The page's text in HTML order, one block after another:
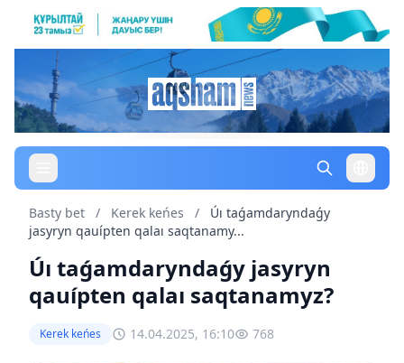
Basty bet / Kerek keńes /
Úı taǵamdaryndaǵy
jasyryn qauípten qalaı saqtanamy...
Úı taǵamdaryndaǵy jasyryn
qauípten qalaı saqtanamyz?
Kerek keńes 14.04.2025, 16:10 768